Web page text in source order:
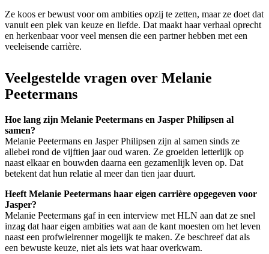
Ze koos er bewust voor om ambities opzij te zetten, maar ze doet dat
vanuit een plek van keuze en liefde. Dat maakt haar verhaal oprecht
en herkenbaar voor veel mensen die een partner hebben met een
veeleisende carrière.
Veelgestelde vragen over Melanie
Peetermans
Hoe lang zijn Melanie Peetermans en Jasper Philipsen al
samen?
Melanie Peetermans en Jasper Philipsen zijn al samen sinds ze
allebei rond de vijftien jaar oud waren. Ze groeiden letterlijk op
naast elkaar en bouwden daarna een gezamenlijk leven op. Dat
betekent dat hun relatie al meer dan tien jaar duurt.
Heeft Melanie Peetermans haar eigen carrière opgegeven voor
Jasper?
Melanie Peetermans gaf in een interview met HLN aan dat ze snel
inzag dat haar eigen ambities wat aan de kant moesten om het leven
naast een profwielrenner mogelijk te maken. Ze beschreef dat als
een bewuste keuze, niet als iets wat haar overkwam.